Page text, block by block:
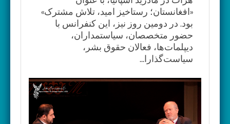
«افغانستان؛ رستاخیز امید، تلاش مشترک»
بود. در دومین روز نیز، این کنفرانس با
حضور متخصصان، سیاستمداران،
دیپلمات‌ها، فعالان حقوق بشر،
سیاست‌گذارا...